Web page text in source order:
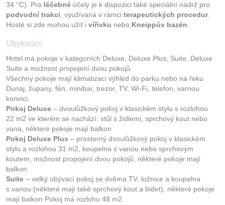
34 °C). Pro léčebné účely je k dispozici také speciální nádrž pro
podvodní trakci , využívaná v rámci terapeutických procedur.
Hosté si zde mohou užít i vířivku nebo Kneippův bazén
Ubytování
Hotel má pokoje v kategoriích Deluxe, Deluxe Plus, Suite, Deluxe
Suite a možnost propojení dvou pokojů.
Všechny pokoje mají klimatizaci výhled do parku nebo na řeku
Dunaj, župany, fén, minibar, trezor, TV, Wi-Fi, telefon, varnou
konvici.
Pokoj Deluxe – dvoulůžkový pokoj v klasickém stylu s rozlohou
22 m2 ve kterém se nachází: stůl s židlemi, sprchový kout nebo
vana, některé pokoje mají balkon
Pokoj Deluxe Plus – prostorný dvoulůžkový pokoj v klasickém
stylu a rozlohou 31 m2, koupelna s vanou nebo sprchovým
koutem, možnost propojení dvou pokojů, některé pokoje mají
balkon
Suite – velký obývací pokoj se dvěma TV, ložnice a koupelna
s vanou (některé mají také sprchový kout a bidet), některé pokoje
mají balkon Pokoj má rozlohu 48 m2.